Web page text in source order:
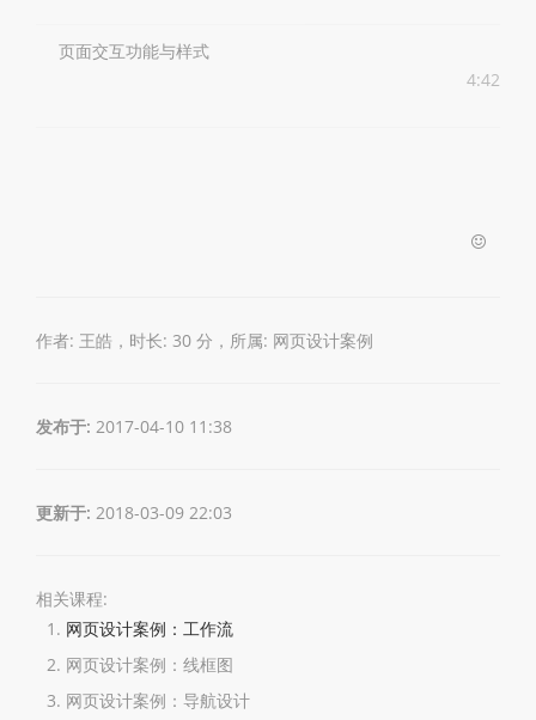
页面交互功能与样式
4:42
作者: 王皓，时长: 30 分，所属: 网页设计案例
发布于: 2017-04-10 11:38
更新于: 2018-03-09 22:03
相关课程:
网页设计案例：工作流
网页设计案例：线框图
网页设计案例：导航设计